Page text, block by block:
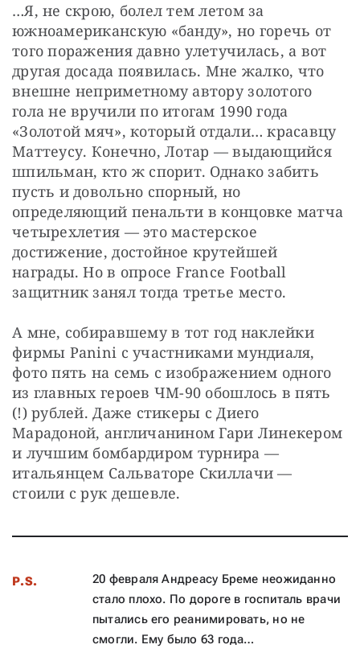
…Я, не скрою, болел тем летом за
южноамериканскую «банду», но горечь от
того поражения давно улетучилась, а вот
другая досада появилась. Мне жалко, что
внешне неприметному автору золотого
гола не вручили по итогам 1990 года
«Золотой мяч», который отдали… красавцу
Маттеусу. Конечно, Лотар — выдающийся
шпильман, кто ж спорит. Однако забить
пусть и довольно спорный, но
определяющий пенальти в концовке матча
четырехлетия — это мастерское
достижение, достойное крутейшей
награды. Но в опросе France Football
защитник занял тогда третье место.
А мне, собиравшему в тот год наклейки
фирмы Panini c участниками мундиаля,
фото пять на семь с изображением одного
из главных героев ЧМ-90 обошлось в пять
(!) рублей. Даже стикеры с Диего
Марадоной, англичанином Гари Линекером
и лучшим бомбардиром турнира —
итальянцем Сальваторе Скиллачи —
стоили с рук дешевле.
P.S.
20 февраля Андреасу Бреме неожиданно
стало плохо. По дороге в госпиталь врачи
пытались его реанимировать, но не
смогли. Ему было 63 года…